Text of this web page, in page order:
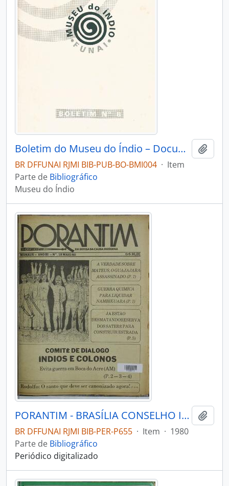
Boletim do Museu do Índio – Documentação – Nº 8
BR DFFUNAI RJMI BIB-PUB-BO-BMI004 · Item
Parte de Bibliográfico
Museu do Índio
PORANTIM - BRASÍLIA CONSELHO INDIGENISTA MISSIONÁRIO - 1980 - Nº18
BR DFFUNAI RJMI BIB-PER-P655 · Item · 1980
Parte de Bibliográfico
Periódico digitalizado